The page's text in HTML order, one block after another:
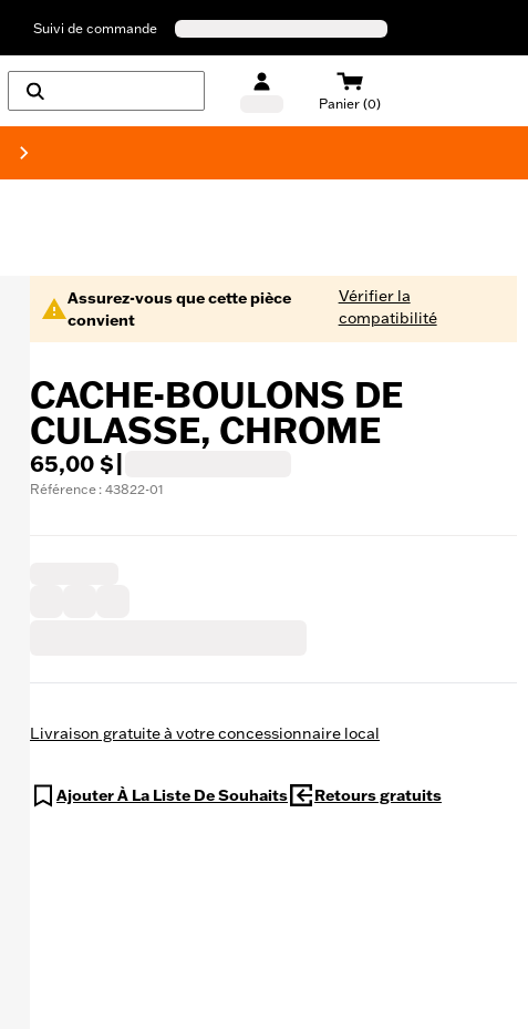
Suivi de commande
Panier (0)
Assurez-vous que cette pièce
convient
Vérifier la
compatibilité
CACHE-BOULONS DE
CULASSE, CHROME
65,00 $
Référence : 43822-01
Livraison gratuite à votre concessionnaire local
Ajouter À La Liste De Souhaits Retours gratuits